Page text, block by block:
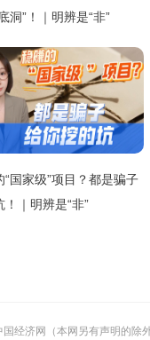
洞”！｜明辨是“非”
“国家级”项目？都是骗子
！｜明辨是“非”
经济网（本网另有声明的除